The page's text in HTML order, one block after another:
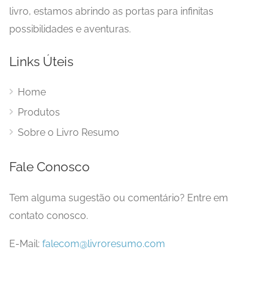
livro, estamos abrindo as portas para infinitas
possibilidades e aventuras.
Links Úteis
Home
Produtos
Sobre o Livro Resumo
Fale Conosco
Tem alguma sugestão ou comentário? Entre em
contato conosco.
E-Mail: falecom@livroresumo.com